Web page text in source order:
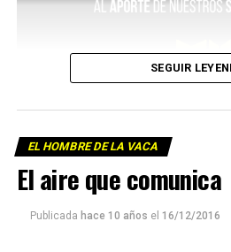
SEGUIR
EL HOMBRE DE LA VACA
El aire que comunica
Publicada hace 10 años el 16/12/2016